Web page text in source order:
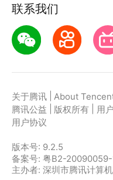
联系我们
关于腾讯 About
腾讯公益
版权所有 用
用户协议
版本号: 9.2.5
备案号: 粤B2-
主办者: 深圳市腾讯计算